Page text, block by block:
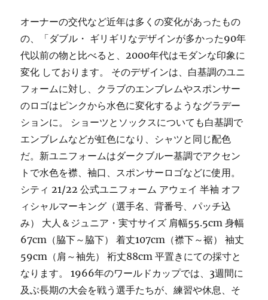
オーナーの交代など近年は多くの変化があったもの
の、「ダブル・ ギリギリなデザインが多かった90年
代以前の物と比べると、2000年代はモダンな印象に
変化 しております。 そのデザインは、白基調のユニ
フォームに対し、クラブのエンブレムやスポンサー
のロゴはピンクから水色に変化するようなグラデー
ションに。 ショーツとソックスについても白基調で
エンブレムなどが虹色になり、シャツと同じ配色
だ。新ユニフォームはダークブルー基調でアクセン
トで水色を襟、袖口、スポンサーロゴなどに使用。
シティ 21/22 公式ユニフォーム アウェイ 半袖 オフ
ィシャルマーキング（選手名、背番号、パッチ込
み） 大人＆ジュニア・実寸サイズ 肩幅55.5cm 身幅
67cm（脇下～脇下） 着丈107cm（襟下～裾） 袖丈
59cm（肩～袖先） 裄丈88cm 平置きにての採寸と
なります。 1966年のワールドカップでは、3週間に
及ぶ長期の大会を戦う選手たちが、練習や休息、そ